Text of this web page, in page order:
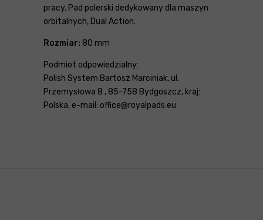
pracy. Pad polerski dedykowany dla maszyn
orbitalnych, Dual Action.
Rozmiar: 80 mm
Podmiot odpowiedzialny:
Polish System Bartosz Marciniak, ul.
Przemysłowa 8 , 85-758 Bydgoszcz, kraj:
Polska, e-mail: office@royalpads.eu